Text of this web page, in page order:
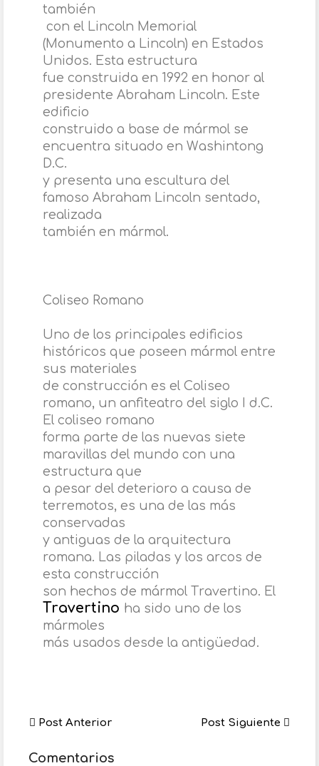
también
con el Lincoln Memorial
(Monumento a Lincoln) en Estados
Unidos. Esta estructura
fue construida en 1992 en honor al
presidente Abraham Lincoln. Este
edificio
construido a base de mármol se
encuentra situado en Washintong
D.C.
y presenta una escultura del
famoso Abraham Lincoln sentado,
realizada
también en mármol.
Coliseo Romano
Uno de los principales edificios
históricos que poseen mármol entre
sus materiales
de construcción es el Coliseo
romano, un anfiteatro del siglo I d.C.
El coliseo romano
forma parte de las nuevas siete
maravillas del mundo con una
estructura que
a pesar del deterioro a causa de
terremotos, es una de las más
conservadas
y antiguas de la arquitectura
romana. Las piladas y los arcos de
esta construcción
son hechos de mármol Travertino. El
Travertino ha sido uno de los
mármoles
más usados desde la antigüedad.
Post Anterior Post Siguiente
Comentarios